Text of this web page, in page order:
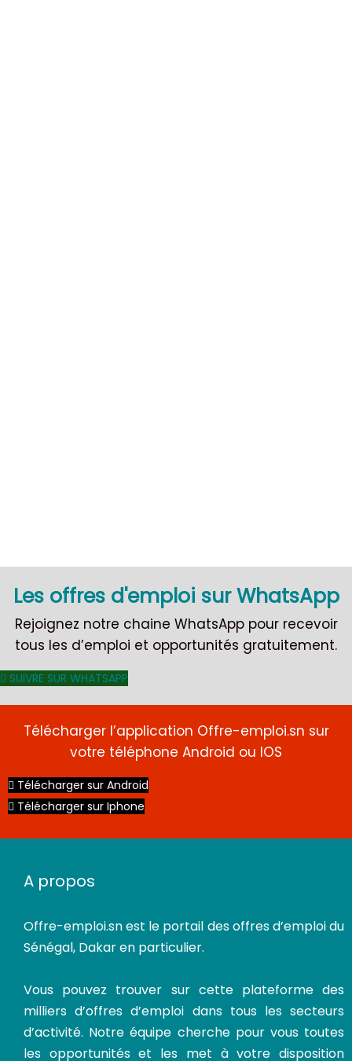
Les offres d'emploi sur WhatsApp
Rejoignez notre chaine WhatsApp pour recevoir
tous les d’emploi et opportunités gratuitement.
SUIVRE SUR WHATSAPP
Télécharger l’application Offre-emploi.sn sur
votre téléphone Android ou IOS
Télécharger sur Android
Télécharger sur Iphone
A propos
Offre-emploi.snest le portail des offres d’emploi du
Sénégal, Dakar en particulier.
Vous pouvez trouver sur cette plateforme des
milliers d’offres d’emploi dans tous les secteurs
d’activité. Notre équipe cherche pour vous toutes
les opportunités et les met à votre disposition